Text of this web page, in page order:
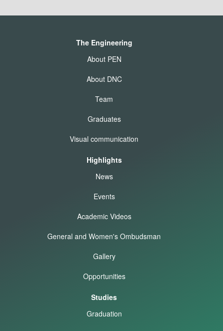
The Engineering
About PEN
About DNC
Team
Graduates
Visual communication
Highlights
News
Events
Academic Videos
General and Women's Ombudsman
Gallery
Opportunities
Studies
Graduation